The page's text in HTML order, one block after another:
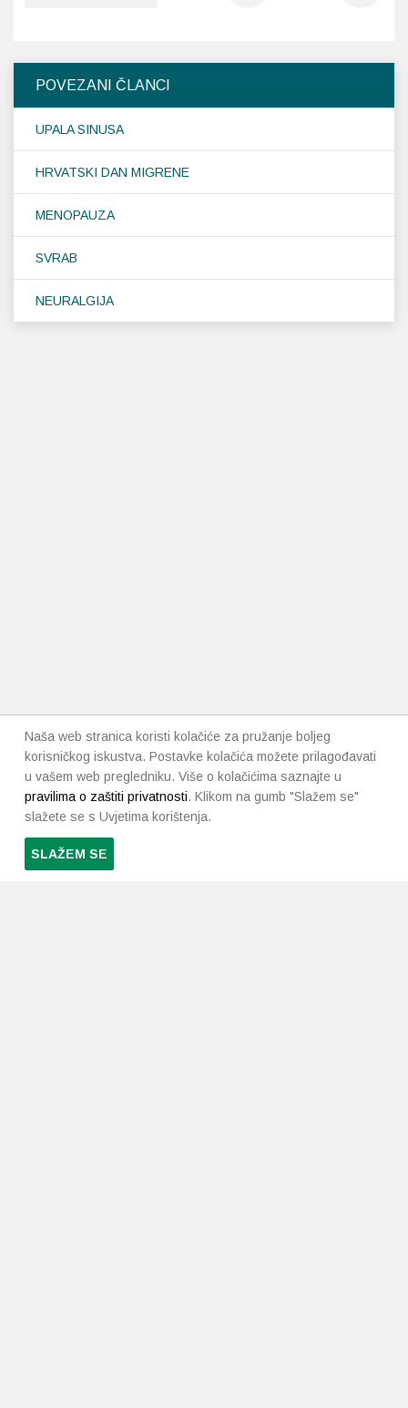
POVEZANI ČLANCI
UPALA SINUSA
HRVATSKI DAN MIGRENE
MENOPAUZA
SVRAB
NEURALGIJA
Naša web stranica koristi kolačiće za pružanje boljeg
korisničkog iskustva. Postavke kolačića možete prilagođavati
u vašem web pregledniku. Više o kolačićima saznajte u
pravilima o zaštiti privatnosti. Klikom na gumb "Slažem se"
slažete se s Uvjetima korištenja.
SLAŽEM SE